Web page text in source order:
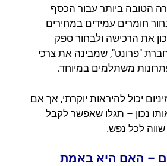
הטובה ביותר עבור הכסף
חומרים עמידים במחירים
את הרכישה ולבחור ספק
חברת "פרונט", שמבינה את צרכי
משתלמים במיוחד.
יכול להיראות יוקרתי, אך אם
נכון – תגלו שאפשר לקבל
שווה לכל נפש.
– האם היא באמת